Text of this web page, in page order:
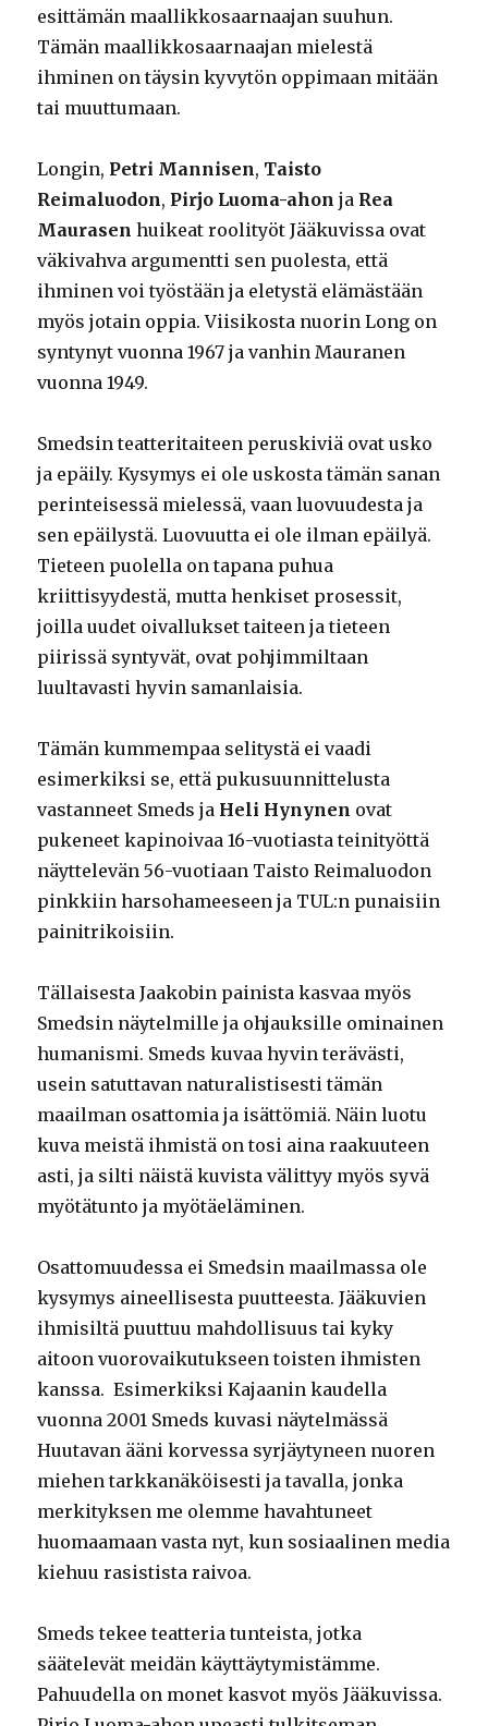
esittämän maallikkosaarnaajan suuhun.
Tämän maallikkosaarnaajan mielestä
ihminen on täysin kyvytön oppimaan mitään
tai muuttumaan.
Longin, Petri Mannisen, Taisto
Reimaluodon, Pirjo Luoma-ahon ja Rea
Maurasen huikeat roolityöt Jääkuvissa ovat
väkivahva argumentti sen puolesta, että
ihminen voi työstään ja eletystä elämästään
myös jotain oppia. Viisikosta nuorin Long on
syntynyt vuonna 1967 ja vanhin Mauranen
vuonna 1949.
Smedsin teatteritaiteen peruskiviä ovat usko
ja epäily. Kysymys ei ole uskosta tämän sanan
perinteisessä mielessä, vaan luovuudesta ja
sen epäilystä. Luovuutta ei ole ilman epäilyä.
Tieteen puolella on tapana puhua
kriittisyydestä, mutta henkiset prosessit,
joilla uudet oivallukset taiteen ja tieteen
piirissä syntyvät, ovat pohjimmiltaan
luultavasti hyvin samanlaisia.
Tämän kummempaa selitystä ei vaadi
esimerkiksi se, että pukusuunnittelusta
vastanneet Smeds ja Heli Hynynen ovat
pukeneet kapinoivaa 16-vuotiasta teinityöttä
näyttelevän 56-vuotiaan Taisto Reimaluodon
pinkkiin harsohameeseen ja TUL:n punaisiin
painitrikoisiin.
Tällaisesta Jaakobin painista kasvaa myös
Smedsin näytelmille ja ohjauksille ominainen
humanismi. Smeds kuvaa hyvin terävästi,
usein satuttavan naturalistisesti tämän
maailman osattomia ja isättömiä. Näin luotu
kuva meistä ihmistä on tosi aina raakuuteen
asti, ja silti näistä kuvista välittyy myös syvä
myötätunto ja myötäeläminen.
Osattomuudessa ei Smedsin maailmassa ole
kysymys aineellisesta puutteesta. Jääkuvien
ihmisiltä puuttuu mahdollisuus tai kyky
aitoon vuorovaikutukseen toisten ihmisten
kanssa. Esimerkiksi Kajaanin kaudella
vuonna 2001 Smeds kuvasi näytelmässä
Huutavan ääni korvessa syrjäytyneen nuoren
miehen tarkkanäköisesti ja tavalla, jonka
merkityksen me olemme havahtuneet
huomaamaan vasta nyt, kun sosiaalinen media
kiehuu rasistista raivoa.
Smeds tekee teatteria tunteista, jotka
säätelevät meidän käyttäytymistämme.
Pahuudella on monet kasvot myös Jääkuvissa.